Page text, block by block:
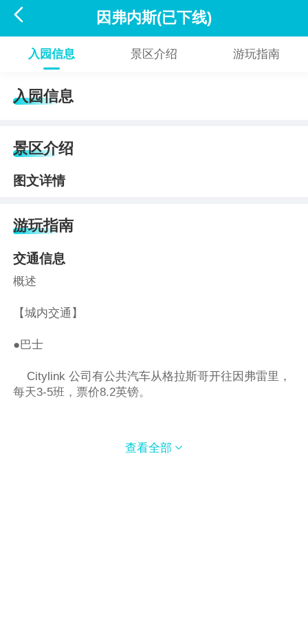
 因弗内斯(已下线)
入园信息 景区介绍 游玩指南
入园信息
景区介绍
图文详情
游玩指南
交通信息
概述
【城内交通】
●巴士
Citylink 公司有公共汽车从格拉斯哥开往因弗雷里，
每天3-5班，票价8.2英镑。
查看全部 